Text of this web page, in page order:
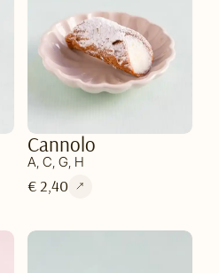
Cannolo
A, C, G, H
€ 2,40